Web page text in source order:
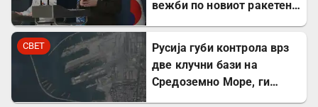
вежби по новиот ракетен
Северна Кореја
СВЕТ
Русија губи контрола врз
две клучни бази на
Средоземно Море, ги